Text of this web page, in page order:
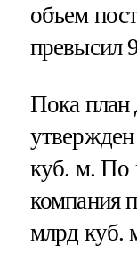
объем
превысил
Пока план
куб. м. По
компания
млрд куб.